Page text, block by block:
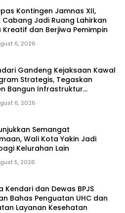
Kontingen Jamnas XII,
Cabang Jadi Ruang Lahirkan
Kreatif dan Berjiwa Pemimpin
6, 2026
Gandeng Kejaksaan Kawal
Strategis, Tegaskan
Bangun Infrastruktur
6, 2026
Semangat
Wali Kota Yakin Jadi
Kelurahan Lain
5, 2026
Kendari dan Dewas BPJS
Bahas Penguatan UHC dan
Layanan Kesehatan